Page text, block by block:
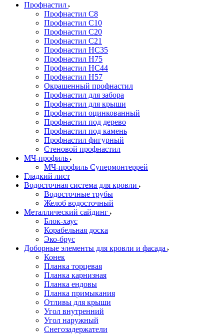
Профнастил
Профнастил С8
Профнастил С10
Профнастил С20
Профнастил С21
Профнастил НС35
Профнастил Н75
Профнастил HC44
Профнастил Н57
Окрашенный профнастил
Профнастил для забора
Профнастил для крыши
Профнастил оцинкованный
Профнастил под дерево
Профнастил под камень
Профнастил фигурный
Стеновой профнастил
МЧ-профиль
МЧ-профиль Супермонтеррей
Гладкий лист
Водосточная система для кровли
Водосточные трубы
Желоб водосточный
Металлический сайдинг
Блок-хаус
Корабельная доска
Эко-брус
Доборные элементы для кровли и фасада
Конек
Планка торцевая
Планка карнизная
Планка ендовы
Планка примыкания
Отливы для крыши
Угол внутренний
Угол наружный
Снегозадержатели